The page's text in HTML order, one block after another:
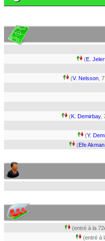
(E.
(V. Nelsson ,
(K. Demirbay,
(Y.
(Efe Akman
(entré à la
(entré à